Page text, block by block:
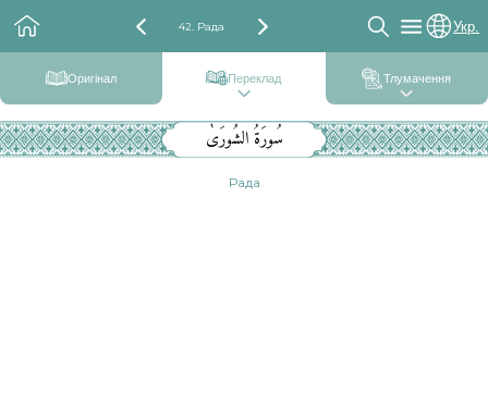
42. Рада Укр.
Оригінал Переклад Тлумачення
سُورَةُ الشُورَىٰ
Рада